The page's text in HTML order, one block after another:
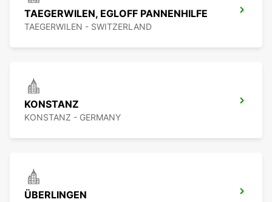
TAEGERWILEN, EGLOFF PANNENHILFE
TAEGERWILEN - SWITZERLAND
KONSTANZ
KONSTANZ - GERMANY
ÜBERLINGEN